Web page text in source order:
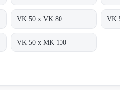
VK 50 x VK 80 VK
VK 50 x MK 100